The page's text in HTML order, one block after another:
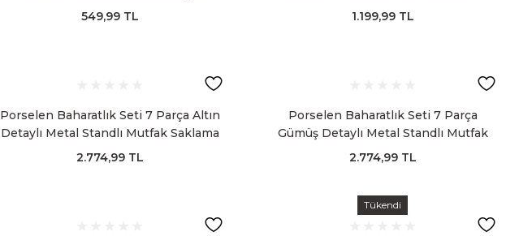
Basamaklı Raf
549,99 TL
Seti
1.199,99 TL
Porselen Baharatlık Seti 7 Parça Altın
Detaylı Metal Standlı Mutfak Saklama
Kavanozu
2.774,99 TL
Porselen Baharatlık Seti 7 Parça
Gümüş Detaylı Metal Standlı Mutfak
Saklama Kavanozu
2.774,99 TL
Tükendi